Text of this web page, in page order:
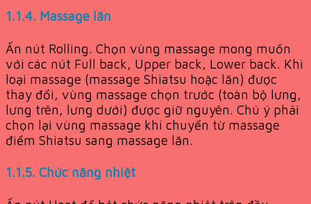
1.1.4. Massage lăn
Ấn nút Rolling. Chọn vùng massage mong muốn
với các nút Full back, Upper back, Lower back. Khi
loại massage (massage Shiatsu hoặc lăn) được
thay đổi, vùng massage chọn trước (toàn bộ lưng,
lưng trên, lưng dưới) được giữ nguyên. Chú ý phải
chọn lại vùng massage khi chuyển từ massage
điểm Shiatsu sang massage lăn.
1.1.5. Chức năng nhiệt